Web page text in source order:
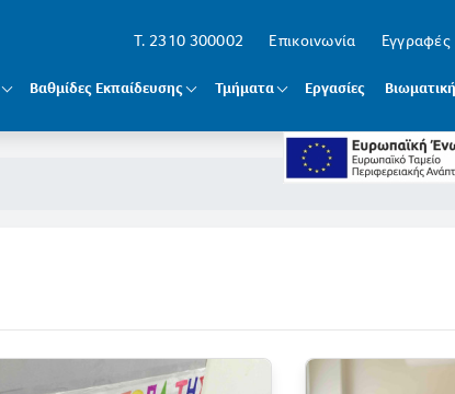
T. 2310 300002 Επικοινωνία Εγγραφές
Βαθμίδες Εκπαίδευσης Τμήματα Εργασίες